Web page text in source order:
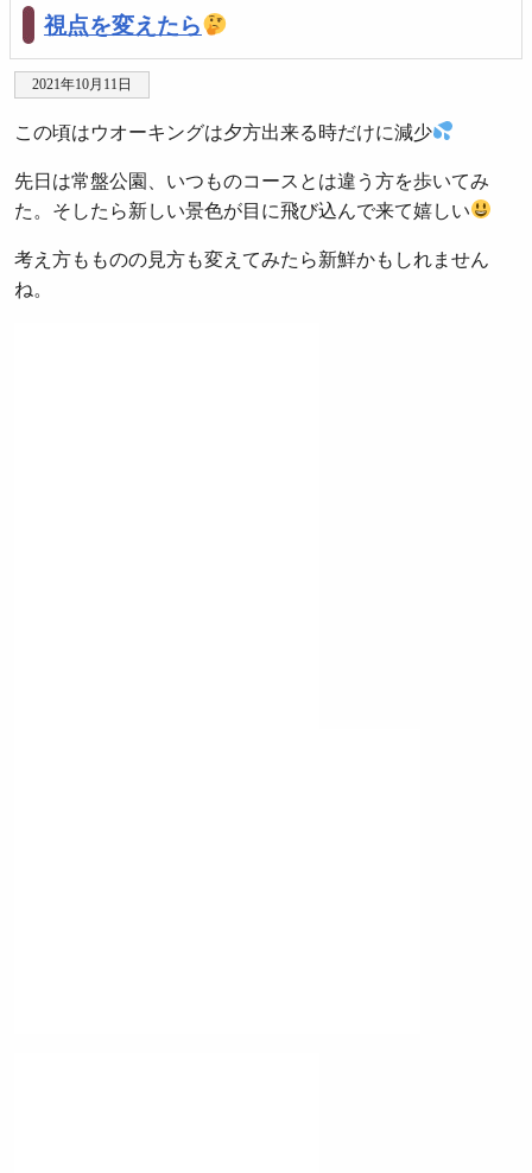
視点を変えたら
2021年10月11日
この頃はウオーキングは夕方出来る時だけに減少
先日は常盤公園、いつものコースとは違う方を歩いてみ
た。そしたら新しい景色が目に飛び込んで来て嬉しい
考え方もものの見方も変えてみたら新鮮かもしれません
ね。